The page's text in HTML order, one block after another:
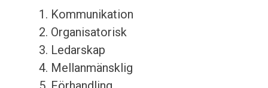
Kommunikation
Organisatorisk
Ledarskap
Mellanmänsklig